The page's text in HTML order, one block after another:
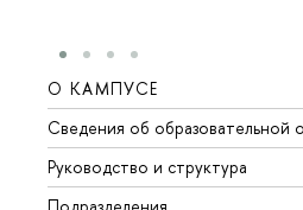
О КАМПУСЕ
Сведения об образовательной
Руководство и структура